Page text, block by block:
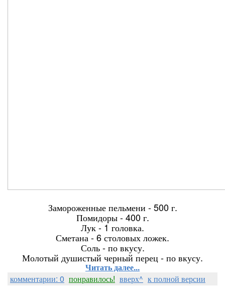
Замороженные пельмени - 500 г.
Помидоры - 400 г.
Лук - 1 головка.
Сметана - 6 столовых ложек.
Соль - по вкусу.
Молотый душистый черный перец - по вкусу.
Читать далее...
комментарии: 0 понравилось! вверх^ к полной версии